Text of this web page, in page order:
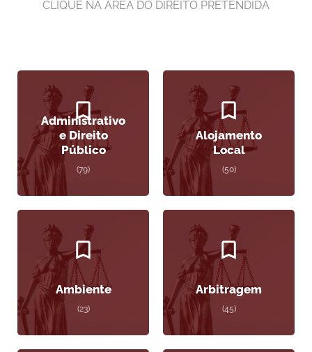
CLIQUE NA ÁREA DO DIREITO PRETENDIDA
Administrativo
e Direito
Público
(79)
Alojamento
Local
(50)
Ambiente
(23)
Arbitragem
(45)